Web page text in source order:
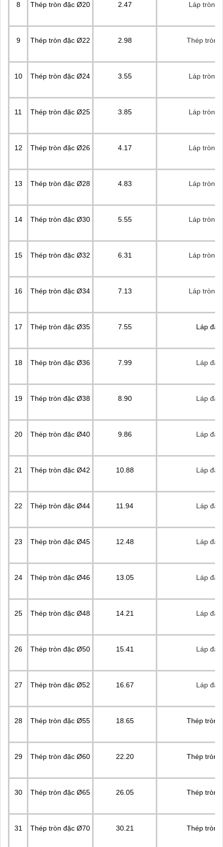
8 Thép tròn đặc Ø20 2.47 Láp tròn
9 Thép tròn đặc Ø22 2.98 Thép tròn
10 Thép tròn đặc Ø24 3.55 Láp tròn
11 Thép tròn đặc Ø25 3.85 Láp tròn
12 Thép tròn đặc Ø26 4.17 Láp tròn
13 Thép tròn đặc Ø28 4.83 Láp tròn
14 Thép tròn đặc Ø30 5.55 Láp tròn
15 Thép tròn đặc Ø32 6.31 Láp tròn
16 Thép tròn đặc Ø34 7.13 Láp tròn
17 Thép tròn đặc Ø35 7.55 Láp đặc
18 Thép tròn đặc Ø36 7.99 Láp đặc
19 Thép tròn đặc Ø38 8.90 Láp đặc
20 Thép tròn đặc Ø40 9.86 Láp đặc
21 Thép tròn đặc Ø42 10.88 Láp đặc
22 Thép tròn đặc Ø44 11.94 Láp đặc
23 Thép tròn đặc Ø45 12.48 Láp đặc
24 Thép tròn đặc Ø46 13.05 Láp đặc
25 Thép tròn đặc Ø48 14.21 Láp đặc
26 Thép tròn đặc Ø50 15.41 Láp đặc
27 Thép tròn đặc Ø52 16.67 Láp đặc
28 Thép tròn đặc Ø55 18.65 Thép tròn
29 Thép tròn đặc Ø60 22.20 Thép tròn
30 Thép tròn đặc Ø65 26.05 Thép tròn
31 Thép tròn đặc Ø70 30.21 Thép tròn